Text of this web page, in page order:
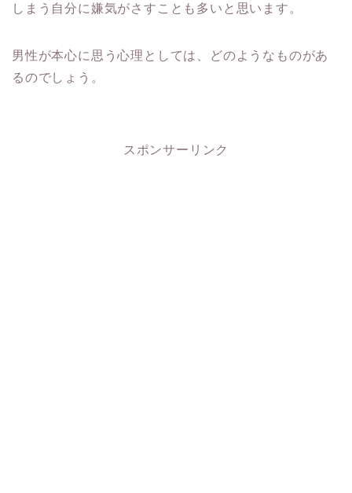
しまう自分に嫌気がさすことも多いと思います。
男性が本心に思う心理としては、
どのようなものがあ
るのでしょう。
スポンサーリンク